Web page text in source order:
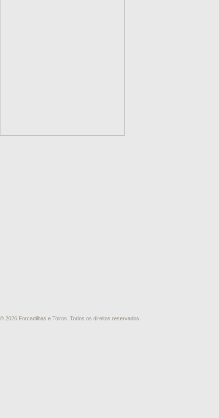
© 2026 Forcadilhas e Toiros. Todos os direitos reservados.